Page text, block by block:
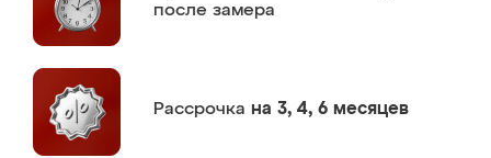
после замера
Рассрочка на 3, 4, 6 месяцев